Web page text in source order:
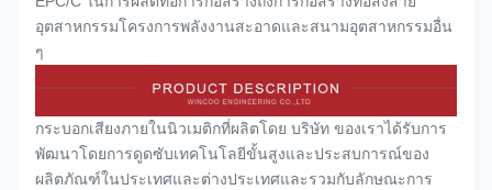
อุตสาหกรรมโครงการพลังงานสะอาดและสนามอุตสาหกรรมอื่น
ๆ
กระบอกเสียงภายในนิวเมติกที่ผลิตโดย บริษัท ของเราได้รับการ
พัฒนาโดยการดูดซับเทคโนโลยีขั้นสูงและประสบการณ์ของ
ผลิตภัณฑ์ในประเทศและต่างประเทศและรวมกับลักษณะการ